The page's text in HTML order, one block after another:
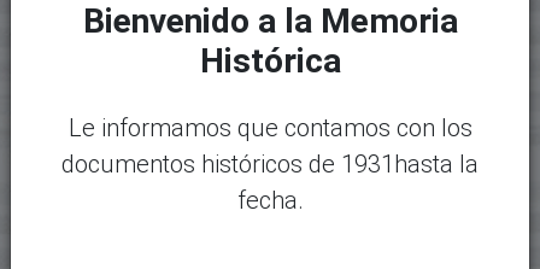
Bienvenido a la Memoria
Histórica
Le informamos que contamos con los
documentos históricos de 1931hasta la
fecha.